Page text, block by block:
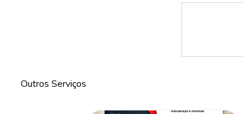
Outros Serviços